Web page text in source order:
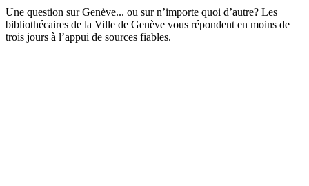
Une question sur Genève... ou sur n’importe quoi d’autre? Les
bibliothécaires de la Ville de Genève vous répondent en moins de
trois jours à l’appui de sources fiables.